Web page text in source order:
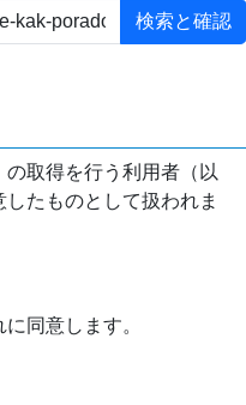
取得を行う利用者（以
たものとして扱われま
同意します。